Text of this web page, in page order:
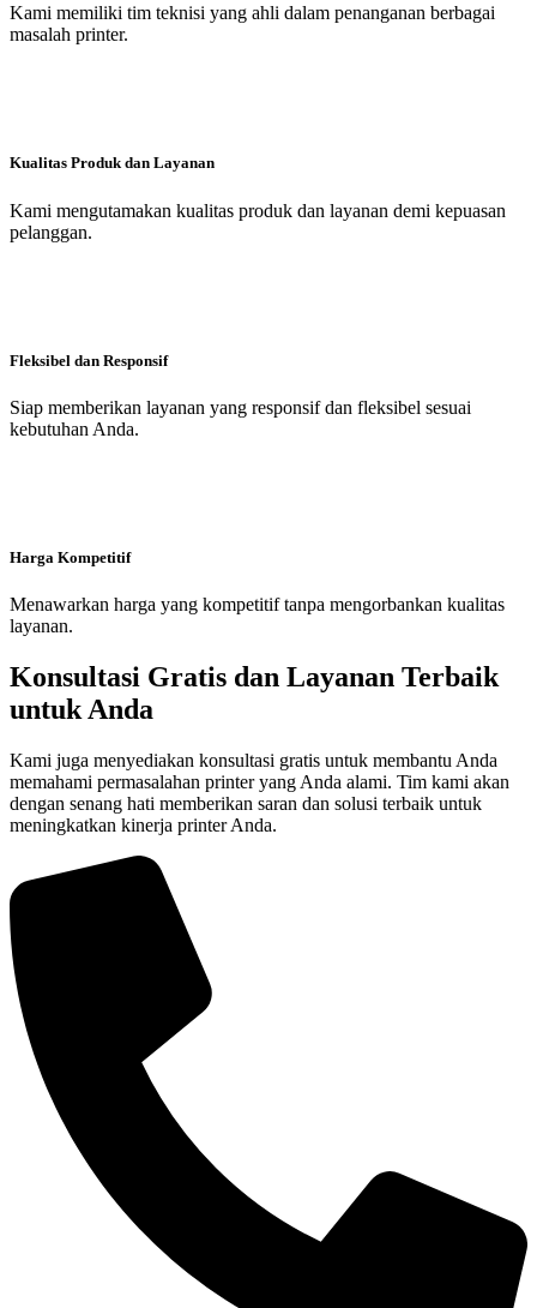
Kami memiliki tim teknisi yang ahli dalam penanganan berbagai
masalah printer.
Kualitas Produk dan Layanan
Kami mengutamakan kualitas produk dan layanan demi kepuasan
pelanggan.
Fleksibel dan Responsif
Siap memberikan layanan yang responsif dan fleksibel sesuai
kebutuhan Anda.
Harga Kompetitif
Menawarkan harga yang kompetitif tanpa mengorbankan kualitas
layanan.
Konsultasi Gratis dan Layanan Terbaik
untuk Anda
Kami juga menyediakan konsultasi gratis untuk membantu Anda
memahami permasalahan printer yang Anda alami. Tim kami akan
dengan senang hati memberikan saran dan solusi terbaik untuk
meningkatkan kinerja printer Anda.